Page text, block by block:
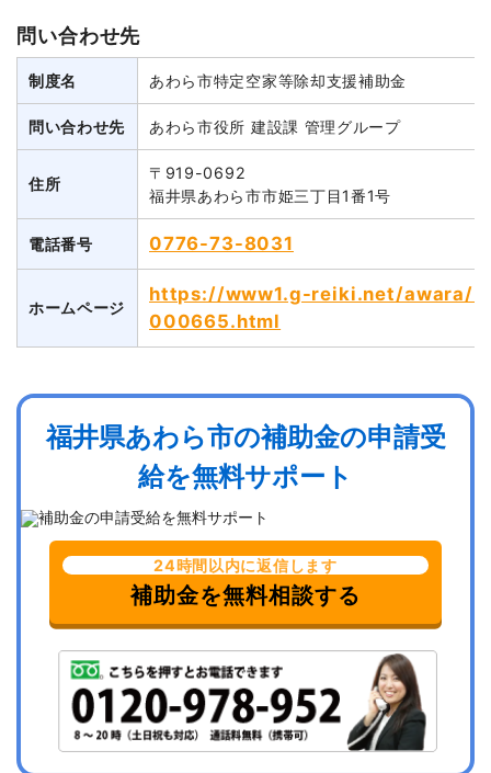
問い合わせ先
制度名 あわら市特定空家等除却支援補助金
問い合わせ先 あわら市役所 建設課 管理グループ
住所
〒919-0692
福井県あわら市市姫三丁目1番1号
電話番号 0776-73-8031
ホームページ
https://www1.g-reiki.net/awara/
000665.html
福井県あわら市の補助金の申請受
給を無料サポート
24時間以内に返信します
補助金を無料相談する